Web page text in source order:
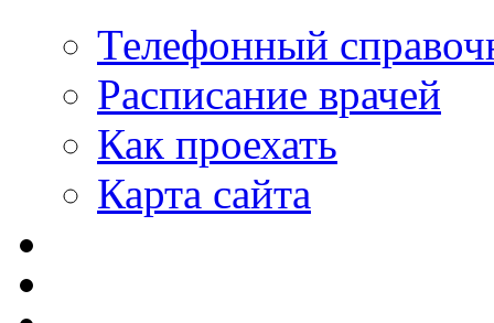
Телефонный
Расписание врачей
Как проехать
Карта сайта